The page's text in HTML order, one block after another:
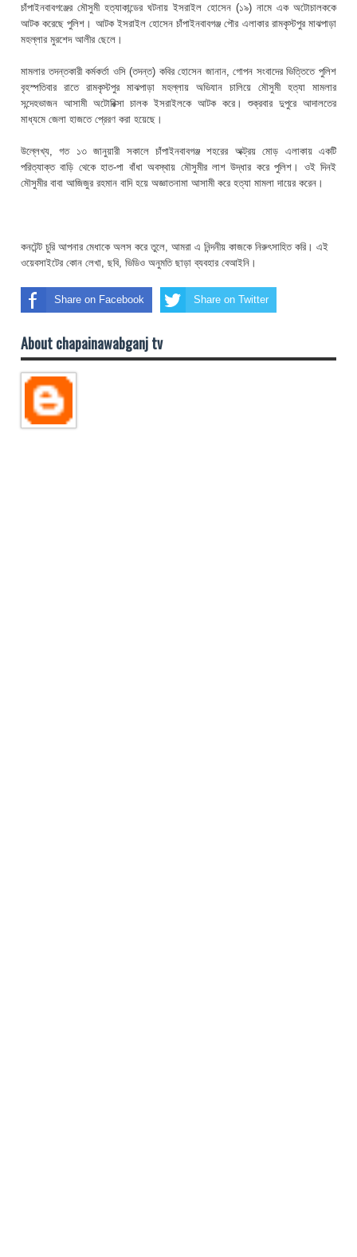
চাঁপাইনবাবগঞ্জের মৌসুমী হত্যাকান্ডের ঘটনায় ইসরাইল হোসেন (১৯) নামে এক অটোচালককে
আটক করেছে পুলিশ। আটক ইসরাইল হোসেন চাঁপাইনবাবগঞ্জ পৌর এলাকার রামকৃস্টপুর মাঝপাড়া
মহল্লার মুরশেদ আলীর ছেলে।
মামলার তদন্তকারী কর্মকর্তা ওসি (তদন্ত) কবির হোসেন জানান, গোপন সংবাদের ভিত্তিতে পুলিশ
বৃহস্পতিবার রাতে রামকৃস্টপুর মাঝপাড়া মহল্লায় অভিযান চালিয়ে মৌসুমী হত্যা মামলার
সন্দেহভাজন আসামী অটোরিক্সা চালক ইসরাইলকে আটক করে। শুক্রবার দুপুরে আদালতের
মাধ্যমে জেলা হাজতে প্রেরণ করা হয়েছে।
উল্লেখ্য, গত ১৩ জানুয়ারী সকালে চাঁপাইনবাবগঞ্জ শহরের অক্ট্রয় মোড় এলাকায় একটি
পরিত্যাক্ত বাড়ি থেকে হাত-পা বাঁধা অবস্থায় মৌসুমীর লাশ উদ্ধার করে পুলিশ। ওই দিনই
মৌসুমীর বাবা আজিজুর রহমান বাদি হয়ে অজ্ঞাতনামা আসামী করে হত্যা মামলা দায়ের করেন।
কনটেন্ট চুরি আপনার মেধাকে অলস করে তুলে, আমরা এ নিন্দনীয় কাজকে নিরুৎসাহিত করি। এই
ওয়েবসাইটের কোন লেখা, ছবি, ভিডিও অনুমতি ছাড়া ব্যবহার বেআইনি।
Share on Facebook Share on Twitter
About chapainawabganj tv